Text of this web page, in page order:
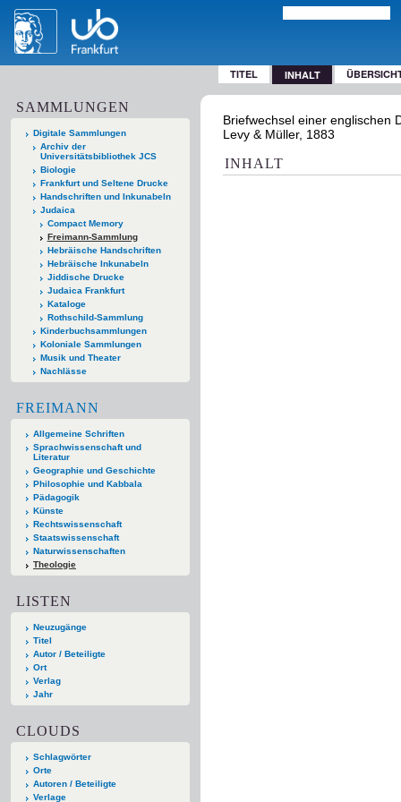
TITEL INHALT
SAMMLUNGEN
Digitale Sammlungen
Archiv der
Universitätsbibliothek JCS
Biologie
Frankfurt und Seltene Drucke
Handschriften und Inkunabeln
Judaica
Compact Memory
Freimann-Sammlung
Hebräische Handschriften
Hebräische Inkunabeln
Jiddische Drucke
Judaica Frankfurt
Kataloge
Rothschild-Sammlung
Kinderbuchsammlungen
Koloniale Sammlungen
Musik und Theater
Nachlässe
FREIMANN
Allgemeine Schriften
Sprachwissenschaft und
Literatur
Geographie und Geschichte
Philosophie und Kabbala
Pädagogik
Künste
Rechtswissenschaft
Staatswissenschaft
Naturwissenschaften
Theologie
LISTEN
Neuzugänge
Titel
Autor / Beteiligte
Ort
Verlag
Jahr
CLOUDS
Schlagwörter
Orte
Autoren / Beteiligte
Verlage
Briefwechsel einer englischen
Levy & Müller, 1883
INHALT